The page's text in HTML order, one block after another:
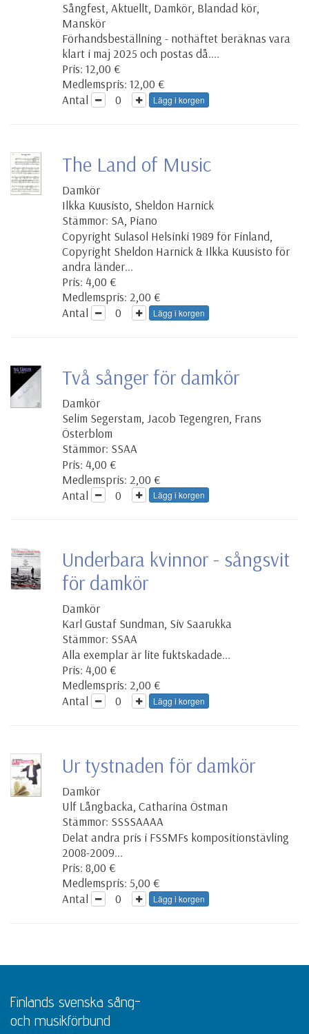
Sångfest, Aktuellt, Damkör, Blandad kör,
Manskör
Förhandsbeställning - nothäftet beräknas vara
klart i maj 2025 och postas då....
Pris: 12,00 €
Medlemspris: 12,00 €
Antal
Lägg i korgen
The Land of Music
Damkör
Ilkka Kuusisto, Sheldon Harnick
Stämmor: SA, Piano
Copyright Sulasol Helsinki 1989 för Finland,
Copyright Sheldon Harnick & Ilkka Kuusisto för
andra länder...
Pris: 4,00 €
Medlemspris: 2,00 €
Antal
Lägg i korgen
Två sånger för damkör
Damkör
Selim Segerstam, Jacob Tegengren, Frans
Österblom
Stämmor: SSAA
Pris: 4,00 €
Medlemspris: 2,00 €
Antal
Lägg i korgen
Underbara kvinnor - sångsvit
för damkör
Damkör
Karl Gustaf Sundman, Siv Saarukka
Stämmor: SSAA
Alla exemplar är lite fuktskadade...
Pris: 4,00 €
Medlemspris: 2,00 €
Antal
Lägg i korgen
Ur tystnaden för damkör
Damkör
Ulf Långbacka, Catharina Östman
Stämmor: SSSSAAAA
Delat andra pris i FSSMFs kompositionstävling
2008-2009...
Pris: 8,00 €
Medlemspris: 5,00 €
Antal
Lägg i korgen
Finlands svenska sång-
och musikförbund